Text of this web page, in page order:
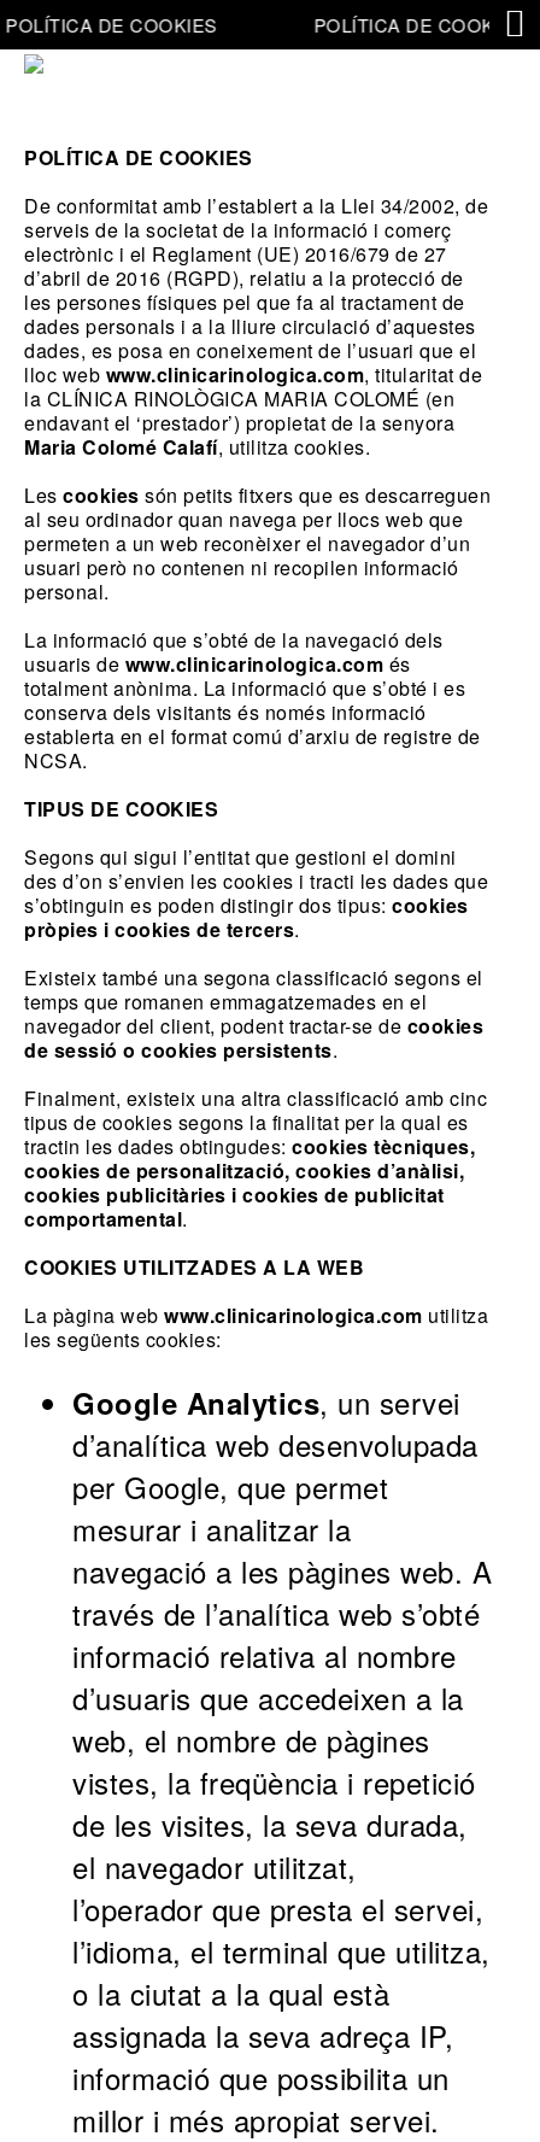
POLÍTICA DE COOKIES POLÍTICA DE COOKIES
POLÍTICA DE COOKIES
De conformitat amb l’establert a la Llei 34/2002, de
serveis de la societat de la informació i comerç
electrònic i el Reglament (UE) 2016/679 de 27
d’abril de 2016 (RGPD), relatiu a la protecció de
les persones físiques pel que fa al tractament de
dades personals i a la lliure circulació d’aquestes
dades, es posa en coneixement de l’usuari que el
lloc web www.clinicarinologica.com, titularitat de
la CLÍNICA RINOLÒGICA MARIA COLOMÉ (en
endavant el ‘prestador’) propietat de la senyora
Maria Colomé Calafí, utilitza cookies.
Les cookies són petits fitxers que es descarreguen
al seu ordinador quan navega per llocs web que
permeten a un web reconèixer el navegador d’un
usuari però no contenen ni recopilen informació
personal.
La informació que s’obté de la navegació dels
usuaris de www.clinicarinologica.com és
totalment anònima. La informació que s’obté i es
conserva dels visitants és només informació
establerta en el format comú d’arxiu de registre de
NCSA.
TIPUS DE COOKIES
Segons qui sigui l’entitat que gestioni el domini
des d’on s’envien les cookies i tracti les dades que
s’obtinguin es poden distingir dos tipus: cookies
pròpies i cookies de tercers.
Existeix també una segona classificació segons el
temps que romanen emmagatzemades en el
navegador del client, podent tractar-se de cookies
de sessió o cookies persistents.
Finalment, existeix una altra classificació amb cinc
tipus de cookies segons la finalitat per la qual es
tractin les dades obtingudes: cookies tècniques,
cookies de personalització, cookies d’anàlisi,
cookies publicitàries i cookies de publicitat
comportamental.
COOKIES UTILITZADES A LA WEB
La pàgina web www.clinicarinologica.com utilitza
les següents cookies:
Google Analytics, un servei
d’analítica web desenvolupada
per Google, que permet
mesurar i analitzar la
navegació a les pàgines web. A
través de l’analítica web s’obté
informació relativa al nombre
d’usuaris que accedeixen a la
web, el nombre de pàgines
vistes, la freqüència i repetició
de les visites, la seva durada,
el navegador utilitzat,
l’operador que presta el servei,
l’idioma, el terminal que utilitza,
o la ciutat a la qual està
assignada la seva adreça IP,
informació que possibilita un
millor i més apropiat servei.